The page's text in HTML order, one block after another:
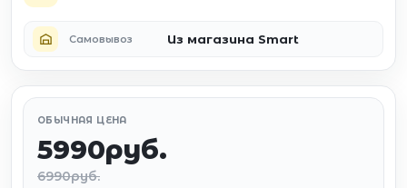
Самовывоз Из магазина Smart
ОБЫЧНАЯ ЦЕНА
5990руб.
6990руб.